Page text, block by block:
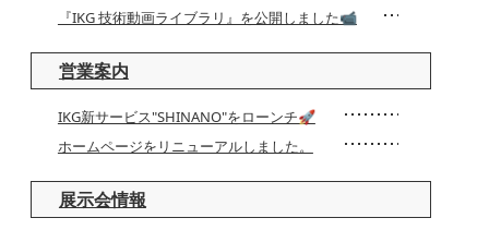
『IKG 技術動画ライブラリ』を公開しました📹
営業案内
IKG新サービス"SHINANO"をローンチ🚀
ホームページをリニューアルしました。
展示会情報